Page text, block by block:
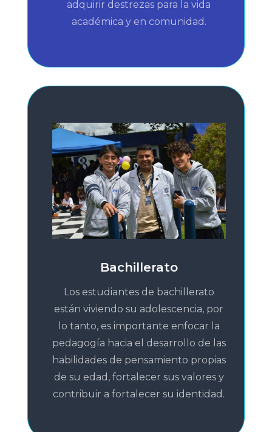
adquirir destrezas para la vida
académica y en comunidad.
Bachillerato
Los estudiantes de bachillerato
están viviendo su adolescencia, por
lo tanto, es importante enfocar la
pedagogía hacia el desarrollo de las
habilidades de pensamiento propias
de su edad, fortalecer sus valores y
contribuir a fortalecer su identidad.